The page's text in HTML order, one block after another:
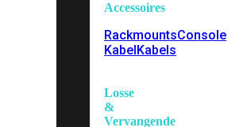
Accessoires
RackmountsConsole
KabelKabels
Losse
&
Vervangende